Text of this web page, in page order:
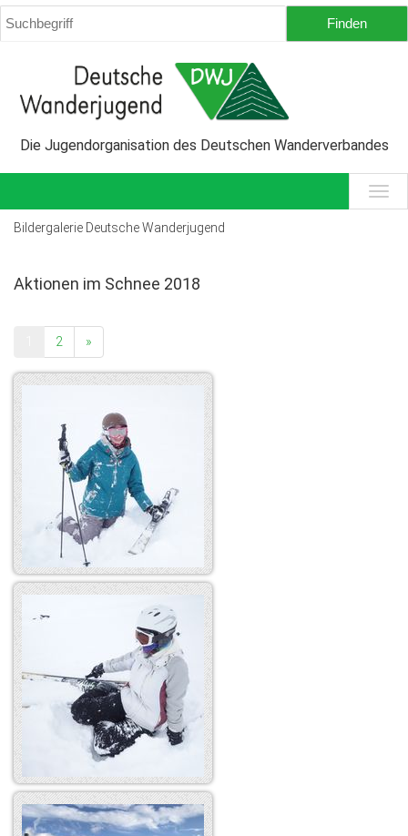
Die Jugendorganisation des Deutschen Wanderverbandes
Bildergalerie Deutsche Wanderjugend
Aktionen im Schnee 2018
2 »